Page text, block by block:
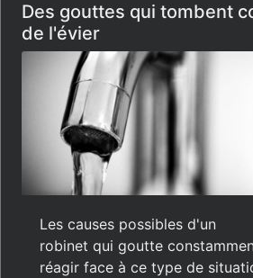
Des gouttes qui tombent
de l'évier
Les causes possibles d'un
robinet qui goutte
réagir face à ce type de